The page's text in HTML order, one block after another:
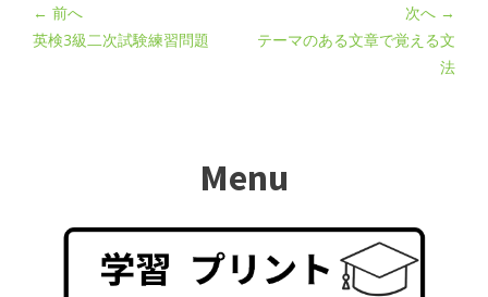
← 前へ
英検3級二次試験練習問題
次へ →
テーマのある文章で覚える文
法
Menu